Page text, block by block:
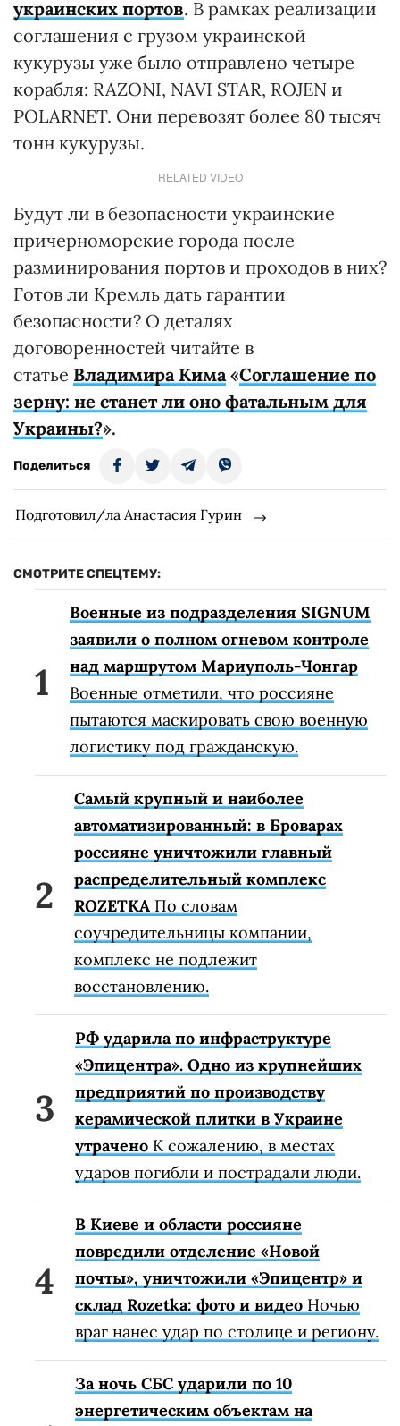
украинских портов. В рамках реализации
соглашения с грузом украинской
кукурузы уже было отправлено четыре
корабля: RAZONI, NAVI STAR, ROJEN и
POLARNET. Они перевозят более 80 тысяч
тонн кукурузы.
RELATED VIDEO
Будут ли в безопасности украинские
причерноморские города после
разминирования портов и проходов в них?
Готов ли Кремль дать гарантии
безопасности? О деталях
договоренностей читайте в
статье Владимира Кима«Соглашение по
зерну: не станет ли оно фатальным для
Украины?».
Поделиться
Подготовил/ла Анастасия Гурин
СМОТРИТЕ СПЕЦТЕМУ:
Военные из подразделения SIGNUM
заявили о полном огневом контроле
над маршрутом Мариуполь-Чонгар
Военные отметили, что россияне
пытаются маскировать свою военную
логистику под гражданскую.
Самый крупный и наиболее
автоматизированный: в Броварах
россияне уничтожили главный
распределительный комплекс
ROZETKA По словам
соучредительницы компании,
комплекс не подлежит
восстановлению.
РФ ударила по инфраструктуре
«Эпицентра». Одно из крупнейших
предприятий по производству
керамической плитки в Украине
утрачено К сожалению, в местах
ударов погибли и пострадали люди.
В Киеве и области россияне
повредили отделение «Новой
почты», уничтожили «Эпицентр» и
склад Rozetka: фото и видео Ночью
враг нанес удар по столице и региону.
За ночь СБС ударили по 10
энергетическим объектам на